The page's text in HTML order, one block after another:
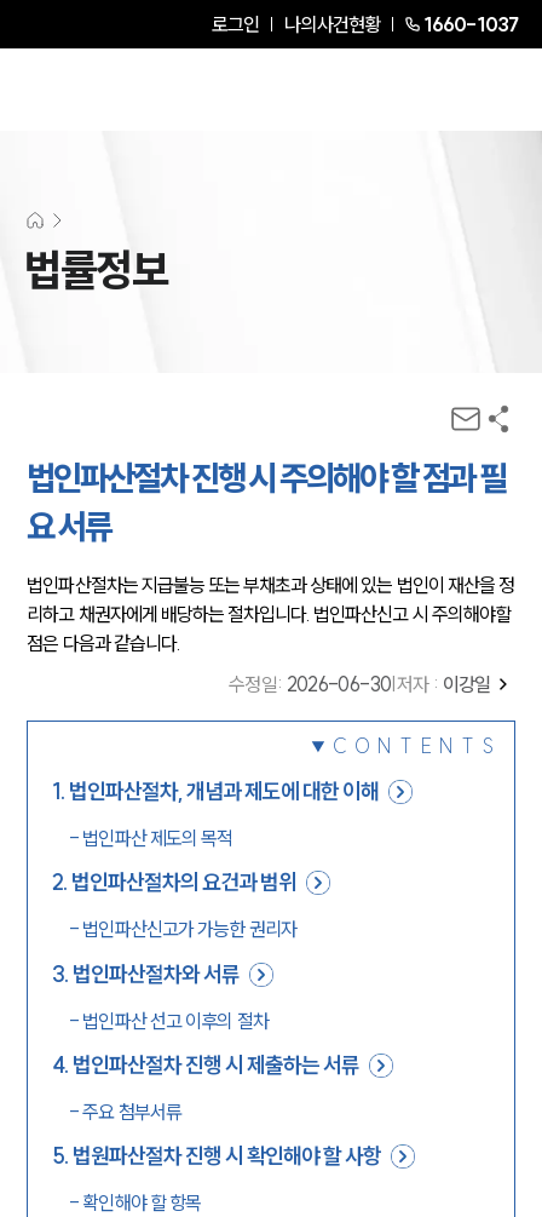
로그인 나의사건현황 1660-1037
법률정보
법인파산절차 진행 시 주의해야 할 점과 필
요 서류
법인파산절차는 지급불능 또는 부채초과 상태에 있는 법인이 재산을 정
리하고 채권자에게 배당하는 절차입니다. 법인파산신고 시 주의해야할
점은 다음과 같습니다.
수정일: 2026-06-30 저자 : 이강일
CONTENTS
1. 법인파산절차, 개념과 제도에 대한 이해
- 법인파산 제도의 목적
2. 법인파산절차의 요건과 범위
- 법인파산신고가 가능한 권리자
3. 법인파산절차와 서류
- 법인파산 선고 이후의 절차
4. 법인파산절차 진행 시 제출하는 서류
-주요 첨부서류
5. 법원파산절차 진행 시 확인해야 할 사항
- 확인해야 할 항목